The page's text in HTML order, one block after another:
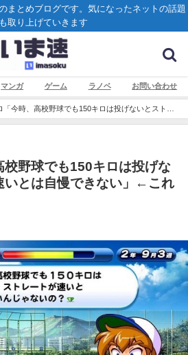
まとめブログです。気になったネットの話題
取り上げていきます
マンガ ゲーム ラノベ お問い合わせ
「今時、高校野球でも150キロは投げないとストレ
れｗｗｗ
校野球でも150キロは投げな
いとは自慢できない」←これ